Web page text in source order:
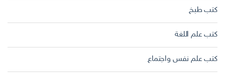
كتب طبخ
كتب علم اللغة
كتب علم نفس واجتماع